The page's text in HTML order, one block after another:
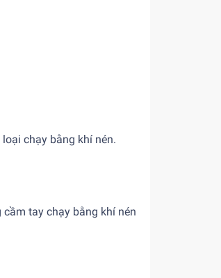
chạy bằng khí nén.
tay chạy bằng khí nén